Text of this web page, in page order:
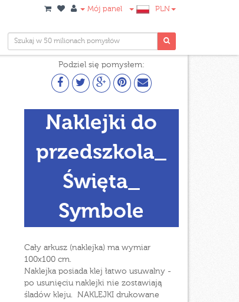
Mój panel PLN
Podziel się pomysłem:
Naklejki do
przedszkola_
Święta_
Symbole
Cały arkusz (naklejka) ma wymiar
100x100 cm.
Naklejka posiada klej łatwo usuwalny -
po usunięciu naklejki nie zostawiają
śladów kleju. NAKLEJKI drukowane